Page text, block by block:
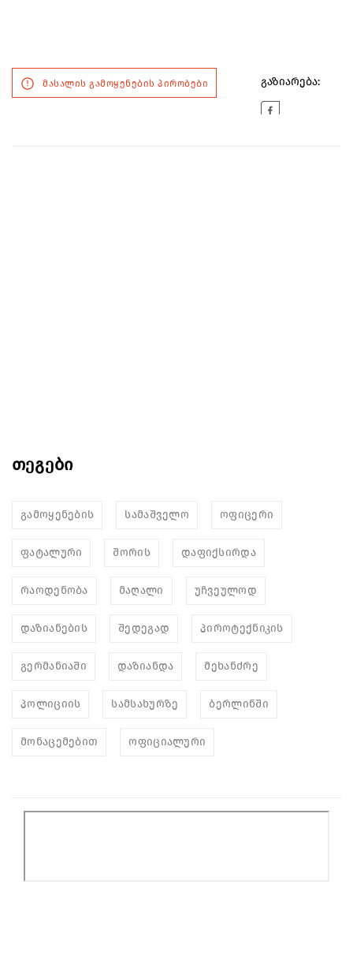
მასალის გამოყენების პირობები გაზიარება:
თეგები
გამოყენების სამაშველო ოფიცერი
ფატალური შორის დაფიქსირდა
რაოდენობა მაღალი უჩვეულოდ
დაზიანების შედეგად პიროტექნიკის
გერმანიაში დაზიანდა მეხანძრე
პოლიციის სამსახურზე ბერლინში
მონაცემებით ოფიციალური